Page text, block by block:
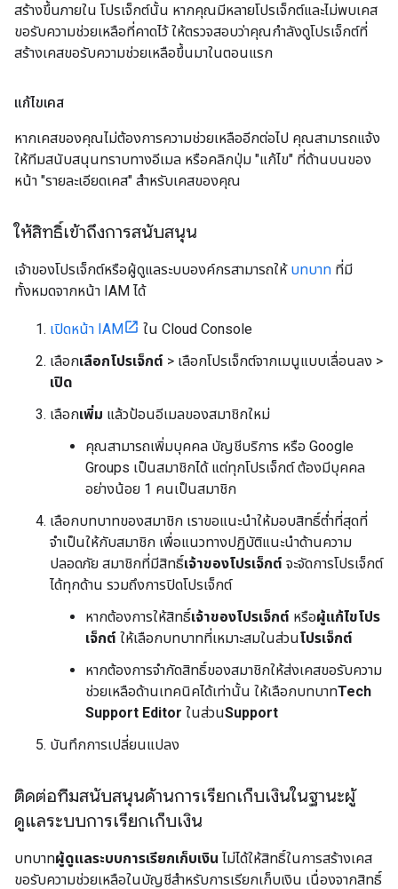
สร้างขึ้นภายใน โปรเจ็กต์นั้น หากคุณมีหลายโปรเจ็กต์และไม่พบเคส
ขอรับความช่วยเหลือที่คาดไว้ ให้ตรวจสอบว่าคุณกำลังดูโปรเจ็กต์ที่
สร้างเคสขอรับความช่วยเหลือขึ้นมาในตอนแรก
แก้ไขเคส
หากเคสของคุณไม่ต้องการความช่วยเหลืออีกต่อไป คุณสามารถแจ้ง
ให้ทีมสนับสนุนทราบทางอีเมล หรือคลิกปุ่ม "แก้ไข" ที่ด้านบนของ
หน้า "รายละเอียดเคส" สำหรับเคสของคุณ
ให้สิทธิ์เข้าถึงการสนับสนุน
เจ้าของโปรเจ็กต์หรือผู้ดูแลระบบองค์กรสามารถให้ บทบาท ที่มี
ทั้งหมดจากหน้า IAM ได้
เปิดหน้า IAM
ใน Cloud Console
เลือกเลือกโปรเจ็กต์ > เลือกโปรเจ็กต์จากเมนูแบบเลื่อนลง >
เปิด
เลือกเพิ่ม แล้วป้อนอีเมลของสมาชิกใหม่
คุณสามารถเพิ่มบุคคล บัญชีบริการ หรือ Google
Groups เป็นสมาชิกได้ แต่ทุกโปรเจ็กต์ ต้องมีบุคคล
อย่างน้อย 1 คนเป็นสมาชิก
เลือกบทบาทของสมาชิก เราขอแนะนำให้มอบสิทธิ์ต่ำที่สุดที่
จำเป็นให้กับสมาชิก เพื่อแนวทางปฏิบัติแนะนำด้านความ
ปลอดภัย สมาชิกที่มีสิทธิ์เจ้าของโปรเจ็กต์ จะจัดการโปรเจ็กต์
ได้ทุกด้าน รวมถึงการปิดโปรเจ็กต์
หากต้องการให้สิทธิ์เจ้าของโปรเจ็กต์ หรือผู้แก้ไขโปร
เจ็กต์ ให้เลือกบทบาทที่เหมาะสมในส่วนโปรเจ็กต์
หากต้องการจำกัดสิทธิ์ของสมาชิกให้ส่งเคสขอรับความ
ช่วยเหลือด้านเทคนิคได้เท่านั้น ให้เลือกบทบาทTech
Support Editor ในส่วนSupport
บันทึกการเปลี่ยนแปลง
ติดต่อทีมสนับสนุนด้านการเรียกเก็บเงินในฐานะผู้
ดูแลระบบการเรียกเก็บเงิน
บทบาทผู้ดูแลระบบการเรียกเก็บเงิน ไม่ได้ให้สิทธิ์ในการสร้างเคส
ขอรับความช่วยเหลือในบัญชีสำหรับการเรียกเก็บเงิน เนื่องจากสิทธิ์